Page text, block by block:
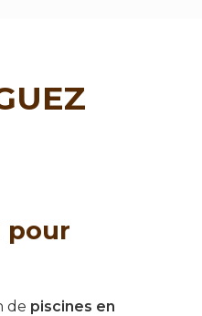
pour
de piscines en